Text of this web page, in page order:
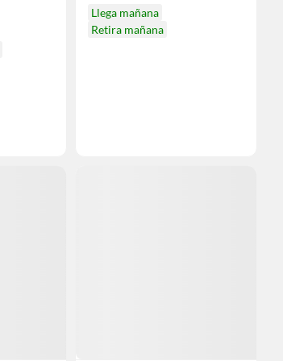
Llega mañana
Retira mañana